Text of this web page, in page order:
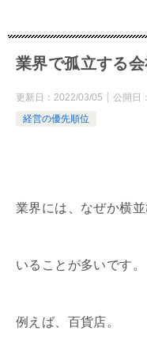
業界で孤立する
更新日： 2022/03/05 公開日：
経営の優先順位
業界には、なぜか横
いることが多いです。
例えば、百貨店。